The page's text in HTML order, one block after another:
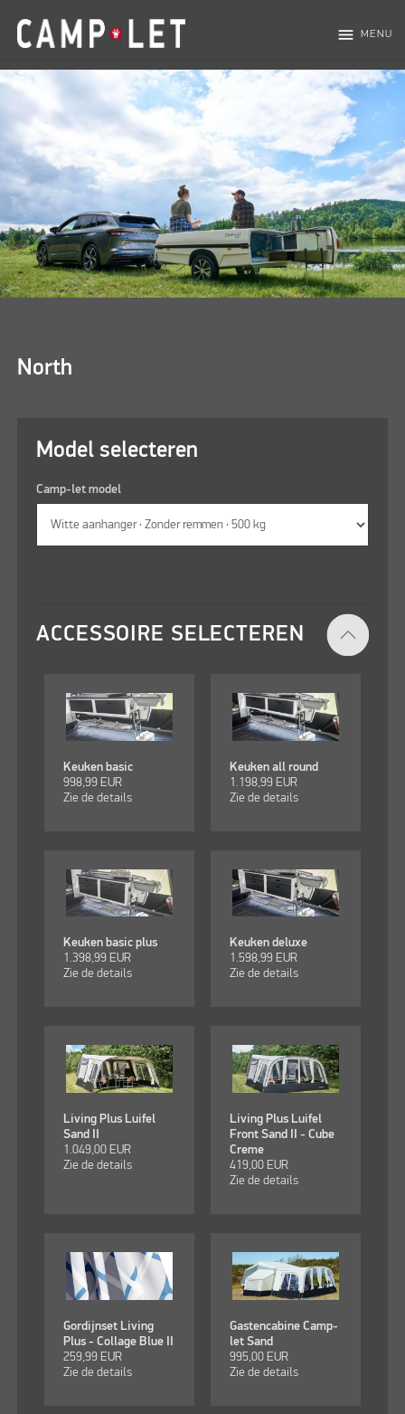
menu MENU
North
Model selecteren
Camp-let model
ACCESSOIRE SELECTEREN
Keuken basic
998,99 EUR
Zie de details
Keuken all round
1.198,99 EUR
Zie de details
Keuken basic plus
1.398,99 EUR
Zie de details
Keuken deluxe
1.598,99 EUR
Zie de details
Living Plus Luifel
Sand II
1.049,00 EUR
Zie de details
Living Plus Luifel
Front Sand II - Cube
Creme
419,00 EUR
Zie de details
Gordijnset Living
Plus - Collage Blue II
259,99 EUR
Zie de details
Gastencabine Camp-
let Sand
995,00 EUR
Zie de details